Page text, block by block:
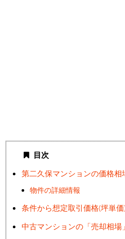
目次
第二久保マンションの価格相
物件の詳細情報
条件から想定取引価格(坪単
中古マンションの「売却相場